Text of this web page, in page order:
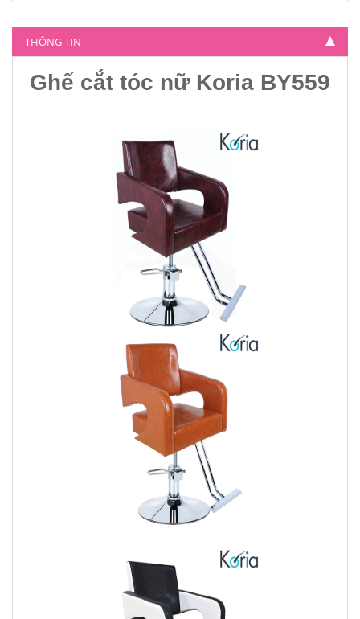
4.500.000
THÔNG TIN
Ghế cắt tóc nữ Koria BY559